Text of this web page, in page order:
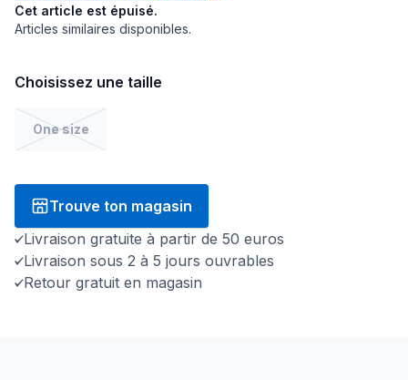
Cet article est épuisé.
Articles similaires disponibles.
Choisissez une taille
One size
Trouve ton magasin
Livraison gratuite à partir de 50 euros
Livraison sous 2 à 5 jours ouvrables
Retour gratuit en magasin